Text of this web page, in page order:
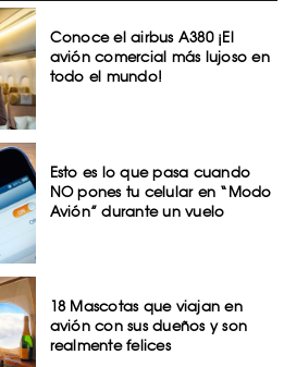
Conoce el airbus A380 ¡El
avión comercial más lujoso en
todo el mundo!
Esto es lo que pasa cuando
NO pones tu celular en “Modo
Avión” durante un vuelo
18 Mascotas que viajan en
avión con sus dueños y son
realmente felices